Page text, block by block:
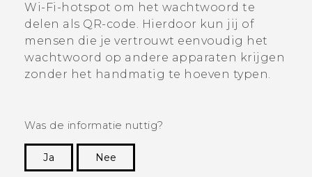
Wi-Fi-hotspot om het wachtwoord te
delen als QR-code. Hierdoor kun jij of
mensen die je vertrouwt eenvoudig het
wachtwoord op andere apparaten krijgen
zonder het handmatig te hoeven typen.
Was de informatie nuttig?
Ja
Nee